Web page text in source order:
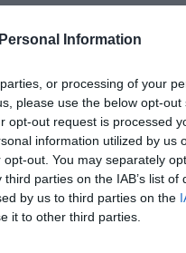
Information
or processing of your
please use the below opt-out
opt-out request is processed
information utilized by us
out. You may separately
parties on the IAB’s list of
by us to third parties on the
it to other third parties.
Runnermagazine.